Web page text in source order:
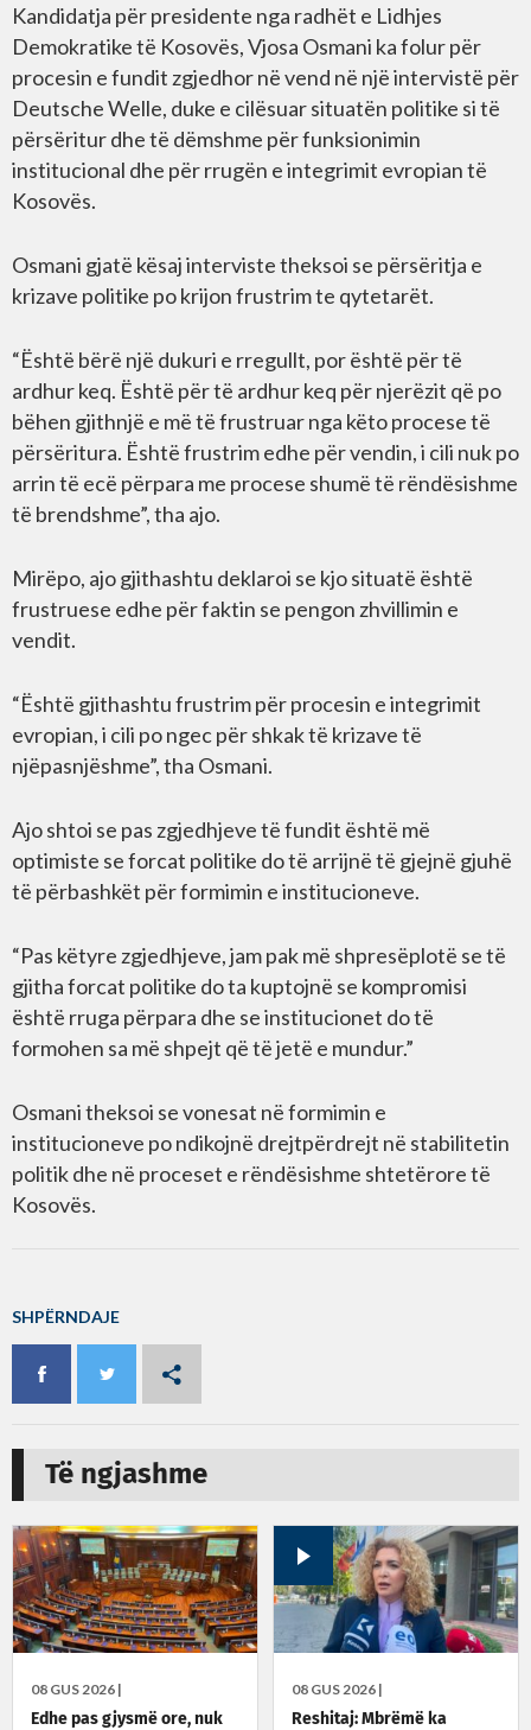
Kandidatja për presidente nga radhët e Lidhjes
Demokratike të Kosovës, Vjosa Osmani ka folur për
procesin e fundit zgjedhor në vend në një intervistë për
Deutsche Welle, duke e cilësuar situatën politike si të
përsëritur dhe të dëmshme për funksionimin
institucional dhe për rrugën e integrimit evropian të
Kosovës.
Osmani gjatë kësaj interviste theksoi se përsëritja e
krizave politike po krijon frustrim te qytetarët.
“Është bërë një dukuri e rregullt, por është për të
ardhur keq. Është për të ardhur keq për njerëzit që po
bëhen gjithnjë e më të frustruar nga këto procese të
përsëritura. Është frustrim edhe për vendin, i cili nuk po
arrin të ecë përpara me procese shumë të rëndësishme
të brendshme”, tha ajo.
Mirëpo, ajo gjithashtu deklaroi se kjo situatë është
frustruese edhe për faktin se pengon zhvillimin e
vendit.
“Është gjithashtu frustrim për procesin e integrimit
evropian, i cili po ngec për shkak të krizave të
njëpasnjëshme”, tha Osmani.
Ajo shtoi se pas zgjedhjeve të fundit është më
optimiste se forcat politike do të arrijnë të gjejnë gjuhë
të përbashkët për formimin e institucioneve.
“Pas këtyre zgjedhjeve, jam pak më shpresëplotë se të
gjitha forcat politike do ta kuptojnë se kompromisi
është rruga përpara dhe se institucionet do të
formohen sa më shpejt që të jetë e mundur.”
Osmani theksoi se vonesat në formimin e
institucioneve po ndikojnë drejtpërdrejt në stabilitetin
politik dhe në proceset e rëndësishme shtetërore të
Kosovës.
SHPËRNDAJE
Të ngjashme
08 GUS 2026 |
Edhe pas gjysmë ore, nuk
08 GUS 2026 |
Reshitaj: Mbrëmë ka